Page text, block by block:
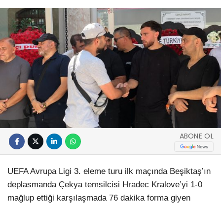
ABONE OL
UEFA Avrupa Ligi 3. eleme turu ilk maçında Beşiktaş’ın
deplasmanda Çekya temsilcisi Hradec Kralove’yi 1-0
mağlup ettiği karşılaşmada 76 dakika forma giyen